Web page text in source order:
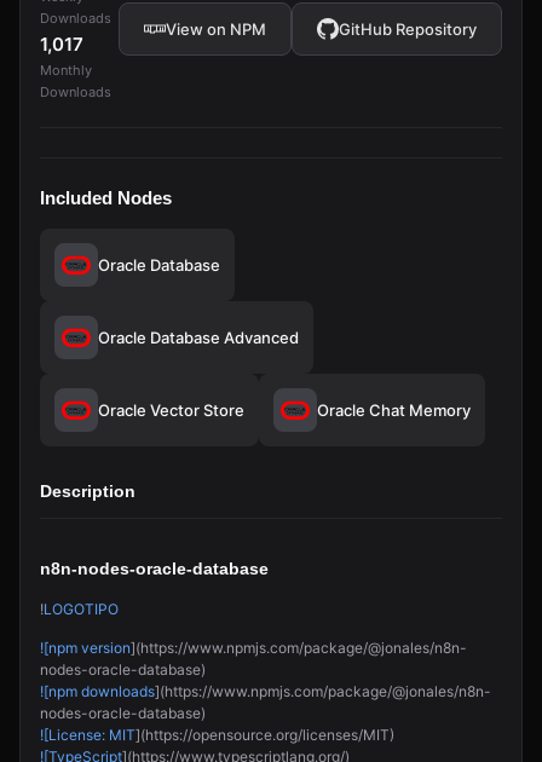
Downloads
1,017
Monthly
Downloads
View on NPM GitHub Repository
Included Nodes
Oracle Database
Oracle Database Advanced
Oracle Vector Store Oracle Chat Memory
Description
n8n-nodes-oracle-database
!LOGOTIPO
![npm version](https://www.npmjs.com/package/@jonales/n8n-
nodes-oracle-database)
![npm downloads](https://www.npmjs.com/package/@jonales/n8n-
nodes-oracle-database)
![License: MIT](https://opensource.org/licenses/MIT)
![TypeScript](https://www.typescriptlang.org/)